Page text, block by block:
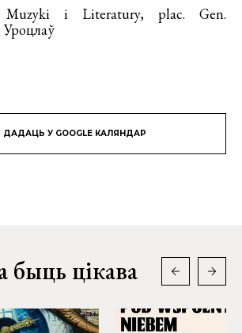
i Literatury, plac. Gen.
Уроцлаў
ДАДАЦЬ У GOOGLE КАЛЯНДАР
цікава